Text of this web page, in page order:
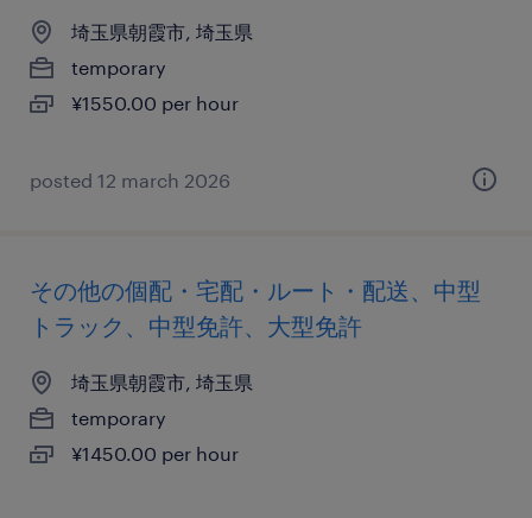
埼玉県朝霞市, 埼玉県
temporary
¥1550.00 per hour
posted 12 march 2026
その他の個配・宅配・ルート・配送、中型
トラック、中型免許、大型免許
埼玉県朝霞市, 埼玉県
temporary
¥1450.00 per hour